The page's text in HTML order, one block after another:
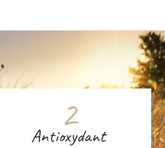
2
Antioxydant